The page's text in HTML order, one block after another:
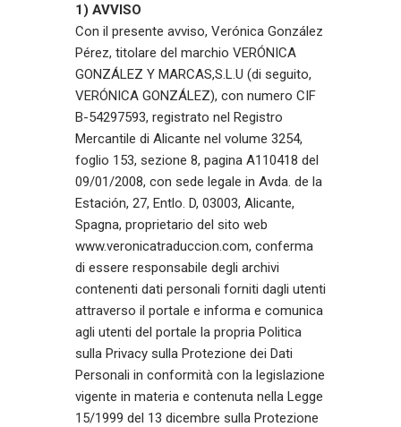
1) AVVISO
Con il presente avviso, Verónica González
Pérez, titolare del marchio VERÓNICA
GONZÁLEZ Y MARCAS,S.L.U (di seguito,
VERÓNICA GONZÁLEZ), con numero CIF
B-54297593, registrato nel Registro
Mercantile di Alicante nel volume 3254,
foglio 153, sezione 8, pagina A110418 del
09/01/2008, con sede legale in Avda. de la
Estación, 27, Entlo. D, 03003, Alicante,
Spagna, proprietario del sito web
www.veronicatraduccion.com, conferma
di essere responsabile degli archivi
contenenti dati personali forniti dagli utenti
attraverso il portale e informa e comunica
agli utenti del portale la propria Politica
sulla Privacy sulla Protezione dei Dati
Personali in conformità con la legislazione
vigente in materia e contenuta nella Legge
15/1999 del 13 dicembre sulla Protezione